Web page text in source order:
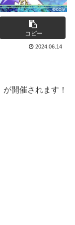
コピー
2024.06.14
が開催されます！